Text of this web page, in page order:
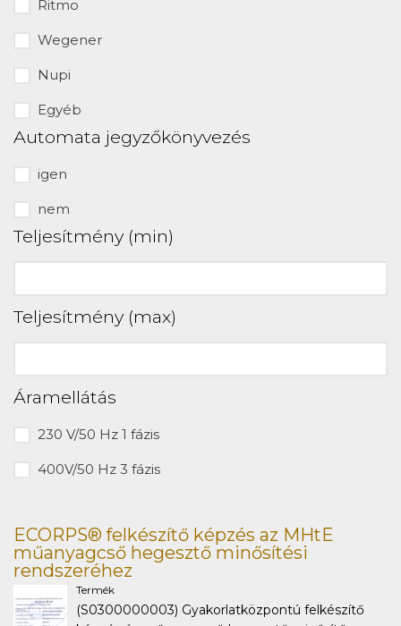
Ritmo
Wegener
Nupi
Egyéb
Automata jegyzőkönyvezés
igen
nem
Teljesítmény (min)
Teljesítmény (max)
Áramellátás
230 V/50 Hz 1 fázis
400V/50 Hz 3 fázis
ECORPS® felkészítő képzés az MHtE
műanyagcső hegesztő minősítési
rendszeréhez
Termék
(S0300000003) Gyakorlatközpontú felkészítő